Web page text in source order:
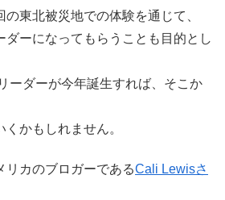
の東北被災地での体験を通じて、
ダーになってもらうことも目的とし
ーダーが今年誕生すれば、そこか
かもしれません。
リカのブロガーであるCali Lewisさ